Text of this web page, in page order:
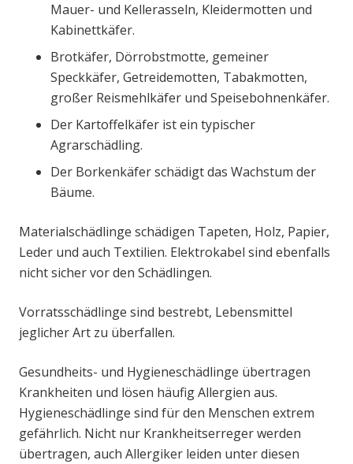
Mauer- und Kellerasseln, Kleidermotten und
Kabinettkäfer.
Brotkäfer, Dörrobstmotte, gemeiner
Speckkäfer, Getreidemotten, Tabakmotten,
großer Reismehlkäfer und Speisebohnenkäfer.
Der Kartoffelkäfer ist ein typischer
Agrarschädling.
Der Borkenkäfer schädigt das Wachstum der
Bäume.
Materialschädlinge schädigen Tapeten, Holz, Papier,
Leder und auch Textilien. Elektrokabel sind ebenfalls
nicht sicher vor den Schädlingen.
Vorratsschädlinge sind bestrebt, Lebensmittel
jeglicher Art zu überfallen.
Gesundheits- und Hygieneschädlinge übertragen
Krankheiten und lösen häufig Allergien aus.
Hygieneschädlinge sind für den Menschen extrem
gefährlich. Nicht nur Krankheitserreger werden
übertragen, auch Allergiker leiden unter diesen